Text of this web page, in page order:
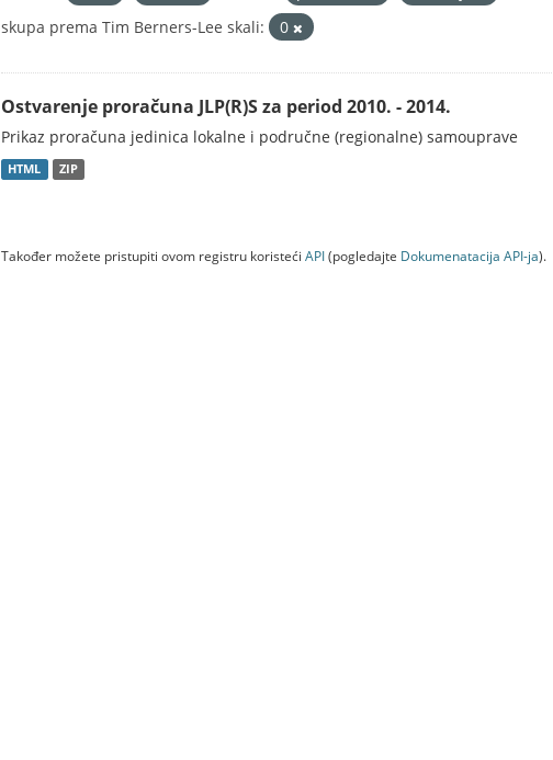
skupa prema Tim Berners-Lee skali:
0
Ostvarenje proračuna JLP(R)S za period 2010. - 2014.
Prikaz proračuna jedinica lokalne i područne (regionalne) samouprave
HTML ZIP
Također možete pristupiti ovom registru koristeći API(pogledajte Dokumenаtаcijа API-jа).